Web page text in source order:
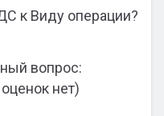
к Виду операции?
вопрос:
нет)